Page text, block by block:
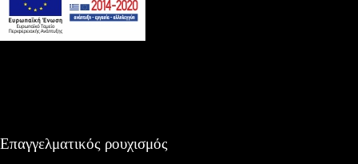
Επαγγελματικός ρουχισμός